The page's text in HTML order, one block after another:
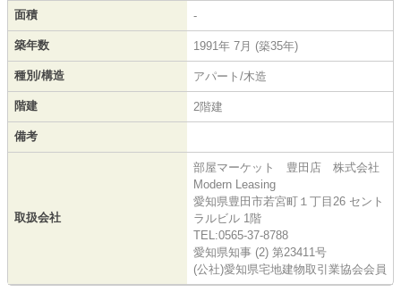
面積 -
築年数 1991年 7月 (築35年)
種別/構造 アパート/木造
階建 2階建
備考
取扱会社
部屋マーケット 豊田店 株式会社
Modern Leasing
愛知県豊田市若宮町１丁目26 セント
ラルビル 1階
TEL:0565-37-8788
愛知県知事 (2) 第23411号
(公社)愛知県宅地建物取引業協会会員